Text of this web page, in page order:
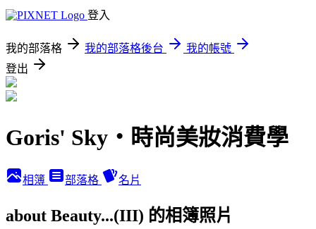
登入
我的部落格 我的部落格後台
我的帳號
登出
Goris' Sky‧時尚美妝消費學
相簿 部落格 名片
about Beauty...(III) 的相簿照片